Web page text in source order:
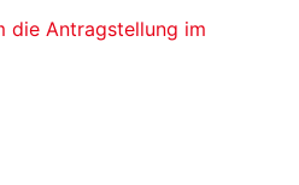
die Antragstellung im